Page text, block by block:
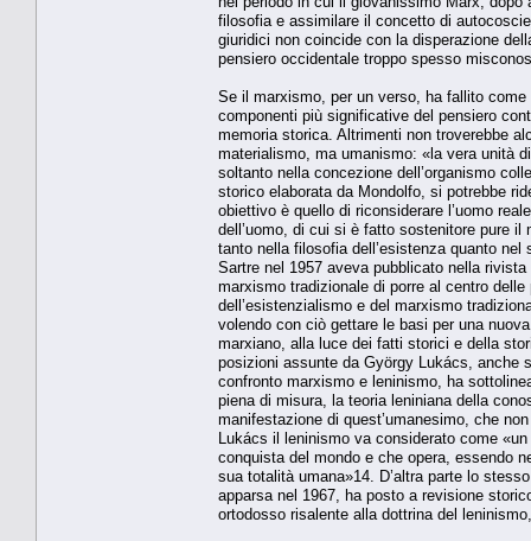
filosofia e assimilare il concetto di
giuridici non coincide con la disperazione
pensiero occidentale troppo spesso
Se il marxismo, per un verso, ha fallito
componenti più significative del pensiero
memoria storica. Altrimenti non troverebbe
materialismo, ma umanismo: «la vera unità
soltanto nella concezione dell’organismo
storico elaborata da Mondolfo, si potrebbe
obiettivo è quello di riconsiderare l’uomo
dell’uomo, di cui si è fatto sostenitore pure
tanto nella filosofia dell’esistenza quanto
Sartre nel 1957 aveva pubblicato nella
marxismo tradizionale di porre al centro
dell’esistenzialismo e del marxismo
volendo con ciò gettare le basi per una
marxiano, alla luce dei fatti storici e della
posizioni assunte da György Lukács, anche
confronto marxismo e leninismo, ha
piena di misura, la teoria leniniana della
manifestazione di quest’umanesimo, che
Lukács il leninismo va considerato come
conquista del mondo e che opera, essendo
sua totalità umana»14. D’altra parte lo
apparsa nel 1967, ha posto a revisione
ortodosso risalente alla dottrina del